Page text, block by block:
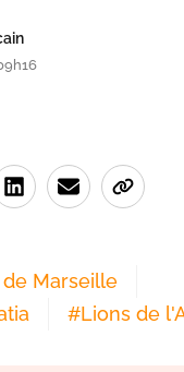
Marseille
#Lions de